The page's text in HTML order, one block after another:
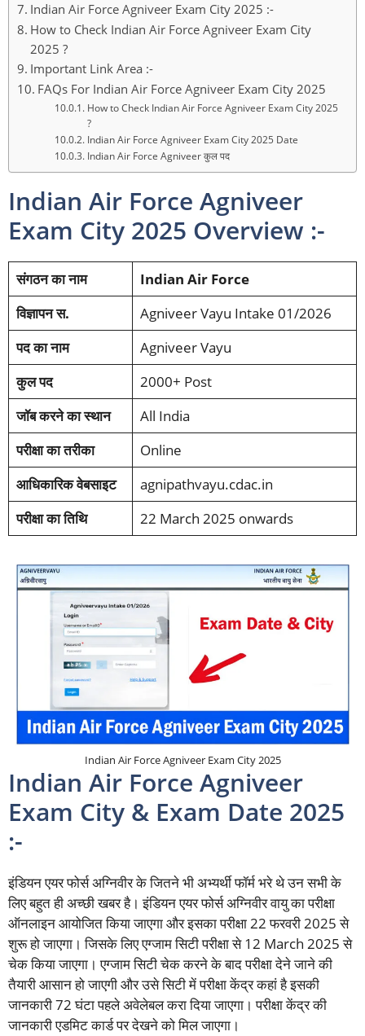
Indian Air Force Agniveer Exam City 2025 :-
How to Check Indian Air Force Agniveer Exam City
2025 ?
Important Link Area :-
FAQs For Indian Air Force Agniveer Exam City 2025
How to Check Indian Air Force Agniveer Exam City 2025
?
Indian Air Force Agniveer Exam City 2025 Date
Indian Air Force Agniveer कुल पद
Indian Air Force Agniveer
Exam City 2025 Overview :-
संगठन का नाम
Indian Air Force
विज्ञापन स.
Agniveer Vayu Intake 01/2026
पद का नाम
Agniveer Vayu
कुल पद
2000+ Post
जॉब करने का स्थान
All India
परीक्षा का तरीका
Online
आधिकारिक वेबसाइट
agnipathvayu.cdac.in
परीक्षा का तिथि
22 March 2025 onwards
Indian Air Force Agniveer Exam City 2025
Indian Air Force Agniveer
Exam City & Exam Date 2025
:-
इंडियन एयर फोर्स अग्निवीर के जितने भी अभ्यर्थी फॉर्म भरे थे उन सभी के
लिए बहुत ही अच्छी खबर है। इंडियन एयर फोर्स अग्निवीर वायु का परीक्षा
ऑनलाइन आयोजित किया जाएगा और इसका परीक्षा 22 फरवरी 2025 से
शुरू हो जाएगा। जिसके लिए एग्जाम सिटी परीक्षा से 12 March 2025 से
चेक किया जाएगा। एग्जाम सिटी चेक करने के बाद परीक्षा देने जाने की
तैयारी आसान हो जाएगी और उसे सिटी में परीक्षा केंद्र कहां है इसकी
जानकारी 72 घंटा पहले अवेलेबल करा दिया जाएगा। परीक्षा केंद्र की
जानकारी एडमिट कार्ड पर देखने को मिल जाएगा।